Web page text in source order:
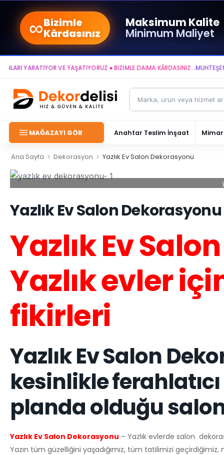
∞Bizimle
Kârdasınız
Maksimum Kalite
Minimum Maliyet
YARATIYOR VE YAŞATIYORUZ ● BİZİMLE DAİMA KÂRDASINIZ...MUHTEŞEM
MAĞAZAYI GÖR Anahtar Teslim İnşaat
Ana Sayfa > Dekorasyon > Yazlık Ev Salon Dekorasyonu
Yazlık Ev Salon Dekorasyonu
Yazlık Ev
Yazlık evler
fikirleri
Yazlık Ev Salon
kesinlikle
planda olduğu
Yazlık Ev Salon Dekorasyonu – Yazlık evlerde salon
Yazın tüm güzelliğini yaşadığımız, tüm tatilimizi geçirdiğimiz,